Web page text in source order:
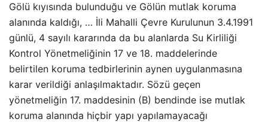
Gölü kıyısında bulunduğu ve Gölün mutlak koruma
alanında kaldığı, … İli Mahalli Çevre Kurulunun 3.4.1991
günlü, 4 sayılı kararında da bu alanlarda Su Kirliliği
Kontrol Yönetmeliğinin 17 ve 18. maddelerinde
belirtilen koruma tedbirlerinin aynen uygulanmasına
karar verildiği anlaşılmaktadır. Sözü geçen
yönetmeliğin 17. maddesinin (B) bendinde ise mutlak
koruma alanında hiçbir yapı yapılamayacağı